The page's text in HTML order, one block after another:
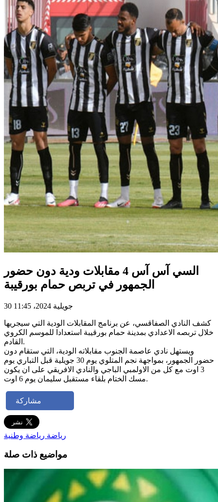
السي آس آس 4 مقابلات ودية دون حضور
الجمهور في تربص حمام بورقيبة
30 جويلية 2024، 11:45
كشف النادي الصفاقسي، عن برنامج المقابلات الودية التي سيجريها
خلال تربصه الاعدادي بمدينة حمام بورقيبة استعدادا للموسم الكروي
القادم.
ويستهل نادي عاصمة الجنوب مقابلاته الودية، التي ستقام دون
حضور الجمهور، بمواجهة نجم المتلوي يوم 30 جويلية قبل التباري يوم
3 اوت مع كل من الاولمبي الباجي والنادي الافريقي على ان يكون
مسك الختام بلقاء مستقبل سليمان يوم 6 اوت.
مشاركة
رياضة رياضة وطنية
مواضيع ذات صلة